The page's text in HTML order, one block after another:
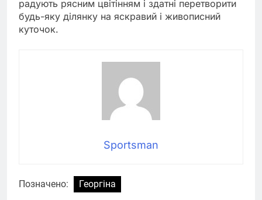
радують рясним цвітінням і здатні перетворити
будь-яку ділянку на яскравий і живописний
куточок.
Sportsman
Позначено: Георгіна